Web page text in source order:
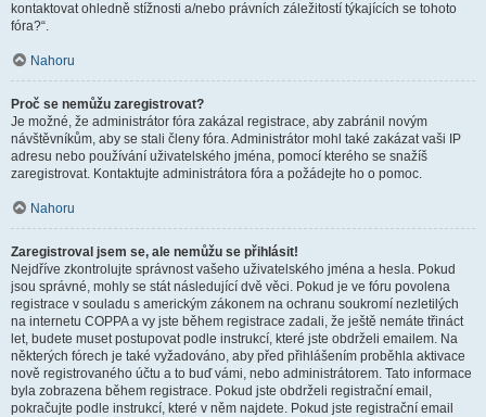
kontaktovat ohledně stížnosti a/nebo právních záležitostí týkajících se tohoto
fóra?“.
Nahoru
Proč se nemůžu zaregistrovat?
Je možné, že administrátor fóra zakázal registrace, aby zabránil novým
návštěvníkům, aby se stali členy fóra. Administrátor mohl také zakázat vaši IP
adresu nebo používání uživatelského jména, pomocí kterého se snažíš
zaregistrovat. Kontaktujte administrátora fóra a požádejte ho o pomoc.
Nahoru
Zaregistroval jsem se, ale nemůžu se přihlásit!
Nejdříve zkontrolujte správnost vašeho uživatelského jména a hesla. Pokud
jsou správné, mohly se stát následující dvě věci. Pokud je ve fóru povolena
registrace v souladu s americkým zákonem na ochranu soukromí nezletilých
na internetu COPPA a vy jste během registrace zadali, že ještě nemáte třináct
let, budete muset postupovat podle instrukcí, které jste obdrželi emailem. Na
některých fórech je také vyžadováno, aby před přihlášením proběhla aktivace
nově registrovaného účtu a to buď vámi, nebo administrátorem. Tato informace
byla zobrazena během registrace. Pokud jste obdrželi registrační email,
pokračujte podle instrukcí, které v něm najdete. Pokud jste registrační email